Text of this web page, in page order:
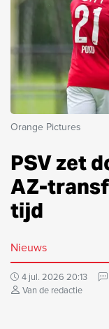
Orange Pictures
PSV zet
AZ-
tijd
Nieuws
4 jul. 2026 20:13
Van de redactie